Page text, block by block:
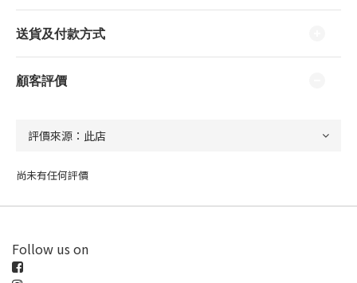
送貨及付款方式
顧客評價
尚未有任何評價
Follow us on